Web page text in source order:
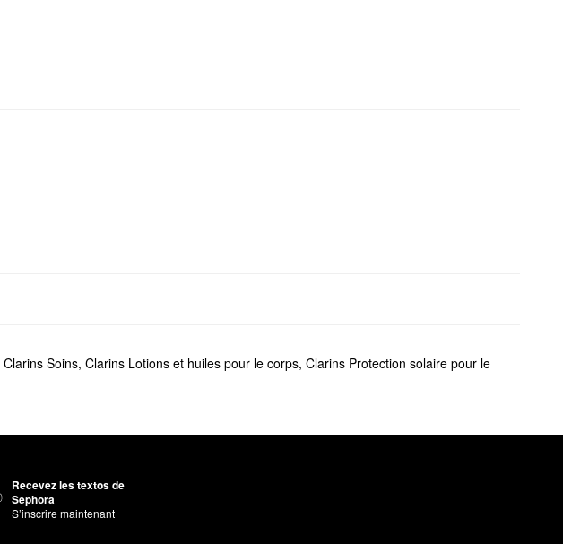
Clarins Soins, Clarins Lotions et huiles pour le corps, Clarins Protection solaire pour le
Recevez les textos de
Sephora
S’inscrire maintenant